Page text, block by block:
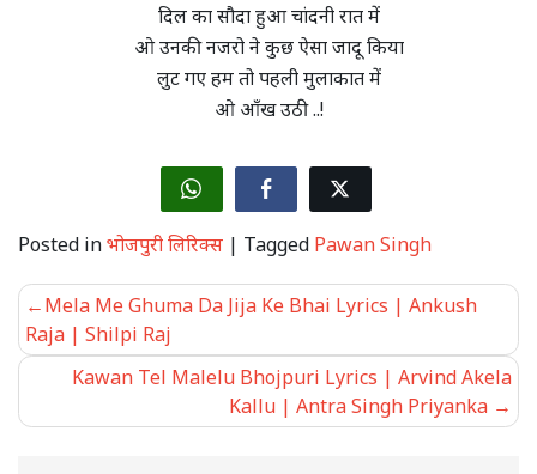
दिल का सौदा हुआ चांदनी रात में
ओ उनकी नजरो ने कुछ ऐसा जादू किया
लुट गए हम तो पहली मुलाकात में
ओ आँख उठी ..!
Posted inभोजपुरी लिरिक्स | Tagged Pawan Singh
Post
navigation
Mela Me Ghuma Da Jija Ke Bhai Lyrics | Ankush
Raja | Shilpi Raj
Kawan Tel Malelu Bhojpuri Lyrics | Arvind Akela
Kallu | Antra Singh Priyanka